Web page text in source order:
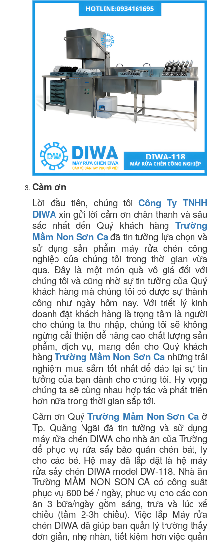
Cảm ơn
Lời đầu tiên, chúng tôiCông Ty TNHH
DIWA xin gửi lời cảm ơn chân thành và sâu
sắc nhất đến Quý khách hàng Trường
Mầm Non Sơn Ca đã tin tưởng lựa chọn và
sử dụng sản phẩm máy rửa chén công
nghiệp của chúng tôi trong thời gian vừa
qua. Đây là một món quà vô giá đối với
chúng tôi và cũng nhờ sự tin tưởng của Quý
khách hàng mà chúng tôi có được sự thành
công như ngày hôm nay. Với triết lý kinh
doanh đặt khách hàng là trọng tâm là người
cho chúng ta thu nhập, chúng tôi sẽ không
ngừng cải thiện để nâng cao chất lượng sản
phẩm, dịch vụ, mang đến cho Quý khách
hàng Trường Mầm Non Sơn Ca những trải
nghiệm mua sắm tốt nhất để đáp lại sự tin
tưởng của bạn dành cho chúng tôi. Hy vọng
chúng ta sẽ cùng nhau hợp tác và phát triển
hơn nữa trong thời gian sắp tới.
Cảm ơn QuýTrường Mầm Non Sơn Caở
Tp. Quảng Ngãi đã tin tưởng và sử dụng
máy rửa chén DIWA cho nhà ăn của Trường
để phục vụ rửa sấy bảo quản chén bát, ly
cho các bé. Hệ máy đã lắp đặt là hệ máy
rửa sấy chén DIWA model DW-118. Nhà ăn
Trường MẦM NON SƠN CA có công suất
phục vụ 600 bé / ngày, phục vụ cho các con
ăn 3 bữa/ngày gồm sáng, trưa và lúc xế
chiều (tầm 2-3h chiều). Việc lắp Máy rửa
chén DIWA đã giúp ban quản lý trường thấy
đơn giản, nhẹ nhàn, tiết kiệm hơn việc quản